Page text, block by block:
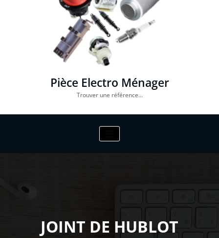
Pièce Electro Ménager
Trouver une référence…
JOINT DE HUBLOT